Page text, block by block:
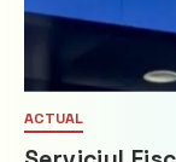
ACTUAL